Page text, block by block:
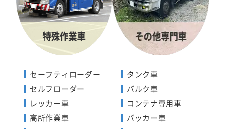
セーフティローダー
セルフローダー
レッカー車
高所作業車
タンク車
バルク車
コンテナ専用車
パッカー車